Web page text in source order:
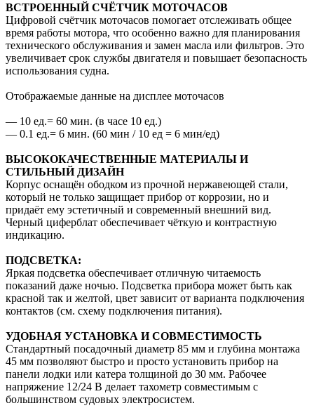
ВСТРОЕННЫЙ СЧЁТЧИК МОТОЧАСОВ
Цифровой счётчик моточасов помогает отслеживать общее
время работы мотора, что особенно важно для планирования
технического обслуживания и замен масла или фильтров. Это
увеличивает срок службы двигателя и повышает безопасность
использования судна.
Отображаемые данные на дисплее моточасов
— 10 ед.= 60 мин. (в часе 10 ед.)
— 0.1 ед.= 6 мин. (60 мин / 10 ед = 6 мин/ед)
ВЫСОКОКАЧЕСТВЕННЫЕ МАТЕРИАЛЫ И
СТИЛЬНЫЙ ДИЗАЙН
Корпус оснащён ободком из прочной нержавеющей стали,
который не только защищает прибор от коррозии, но и
придаёт ему эстетичный и современный внешний вид.
Черный циферблат обеспечивает чёткую и контрастную
индикацию.
ПОДСВЕТКА:
Яркая подсветка обеспечивает отличную читаемость
показаний даже ночью. Подсветка прибора может быть как
красной так и желтой, цвет зависит от варианта подключения
контактов (см. схему подключения питания).
УДОБНАЯ УСТАНОВКА И СОВМЕСТИМОСТЬ
Стандартный посадочный диаметр 85 мм и глубина монтажа
45 мм позволяют быстро и просто установить прибор на
панели лодки или катера толщиной до 30 мм. Рабочее
напряжение 12/24 В делает тахометр совместимым с
большинством судовых электросистем.